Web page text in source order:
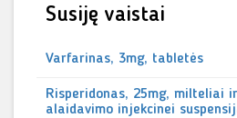
Susiję vaistai
Varfarinas, 3mg, tabletės
Risperidonas, 25mg, milteliai
alaidavimo injekcinei